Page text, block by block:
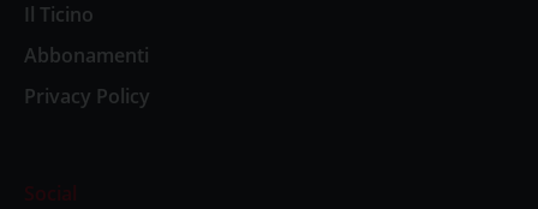
Il Ticino
Abbonamenti
Privacy Policy
Social